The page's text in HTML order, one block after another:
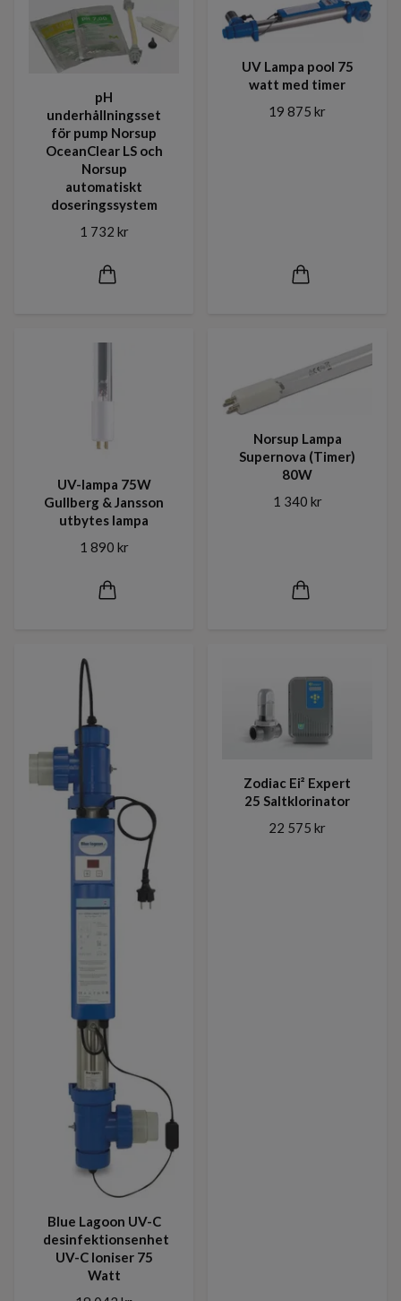
pH
underhållningsset
för pump Norsup
OceanClear LS och
Norsup
automatiskt
doseringssystem
1 732 kr
UV Lampa pool 75
watt med timer
19 875 kr
UV-lampa 75W
Gullberg & Jansson
utbytes lampa
1 890 kr
Norsup Lampa
Supernova (Timer)
80W
1 340 kr
Blue Lagoon UV-C
desinfektionsenhet
UV-C Ioniser 75
Watt
Zodiac Ei² Expert
25 Saltklorinator
22 575 kr